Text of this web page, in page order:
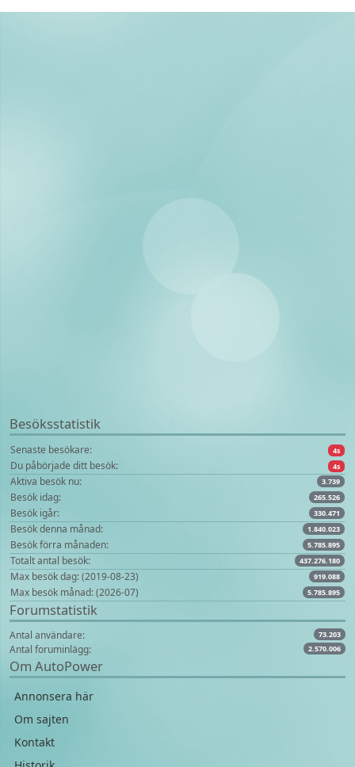
Besöksstatistik
Senaste besökare: 4s
Du påbörjade ditt besök: 4s
Aktiva besök nu: 3.739
Besök idag: 265.526
Besök igår: 330.471
Besök denna månad: 1.840.023
Besök förra månaden: 5.785.895
Totalt antal besök: 437.276.180
Max besök dag: (2019-08-23) 919.088
Max besök månad: (2026-07) 5.785.895
Forumstatistik
Antal användare: 73.203
Antal foruminlägg: 2.570.006
Om AutoPower
Annonsera här
Om sajten
Kontakt